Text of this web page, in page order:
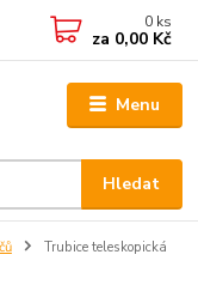
Menu
Hledat
0 ks
za 0,00 Kč
Trubice teleskopická